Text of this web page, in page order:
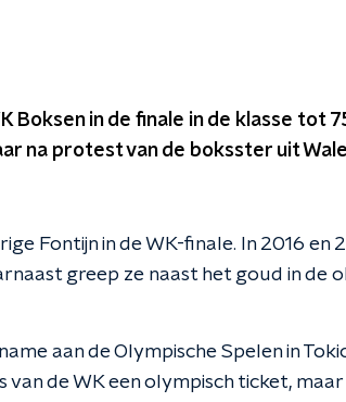
Boksen in de finale in de klasse tot
na protest van de boksster uit
Fontijn in de WK-finale. In 2016 en
greep ze naast het goud in de
aan de Olympische Spelen in
van de WK een olympisch ticket,